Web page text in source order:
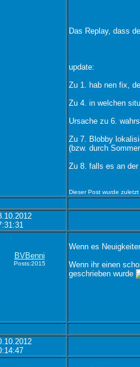
Das Replay, dass
update:
Zu 1. hab nen fix,
Zu 4. in welchen
Ursache zu 6.
Zu 7. Blobby
(bzw. durch
Zu 8. falls es an
Dieser Post wurde
BVBenni
Posts:2015
Wenn es
Wenn ihr einen
geschrieben wurde